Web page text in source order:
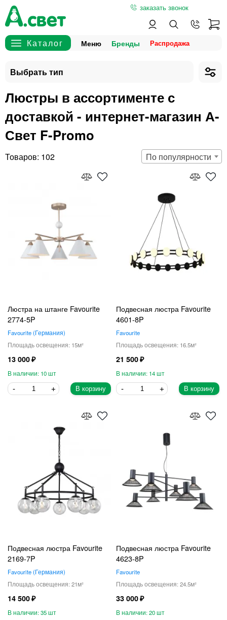
заказать звонок
Меню Бренды
Люстры в ассортименте с
доставкой - интернет-магазин А-
Свет F-Promo
102 По популярности
Люстра на штанге Favourite
2774-5P
Favourite Германия
15
13 000
10
В корзину
Подвесная люстра Favourite
4601-8P
Favourite
16.5
21 500
14
В корзину
Подвесная люстра Favourite
2169-7P
Favourite Германия
21
14 500
35
Подвесная люстра Favourite
4623-8P
Favourite
24.5
33 000
20